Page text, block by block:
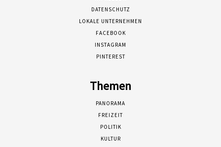
DATENSCHUTZ
LOKALE UNTERNEHMEN
FACEBOOK
INSTAGRAM
PINTEREST
Themen
PANORAMA
FREIZEIT
POLITIK
KULTUR